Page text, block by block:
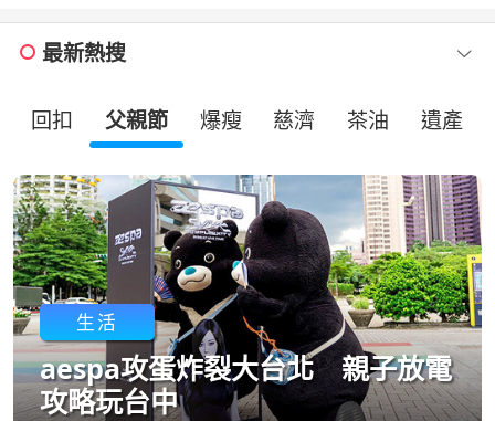
最新熱搜
回扣 父親節 爆瘦 慈濟 茶油 遺產
生活
aespa攻蛋炸裂大台北 親子放電
攻略玩台中